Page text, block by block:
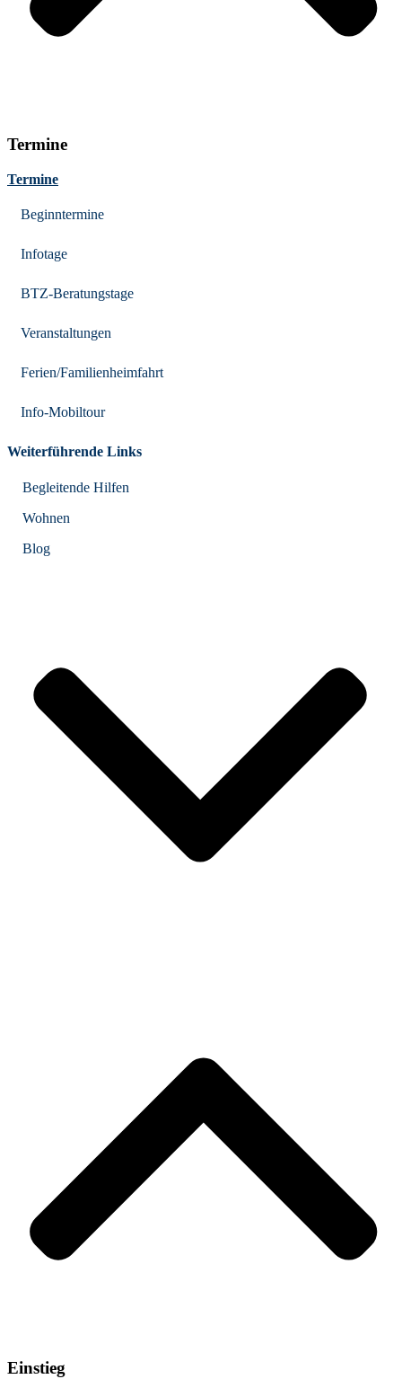
Termine
Termine
Beginntermine
Infotage
BTZ-Beratungstage
Veranstaltungen
Ferien/Familienheimfahrt
Info-Mobiltour
Weiterführende Links
Begleitende Hilfen
Wohnen
Blog
Einstieg